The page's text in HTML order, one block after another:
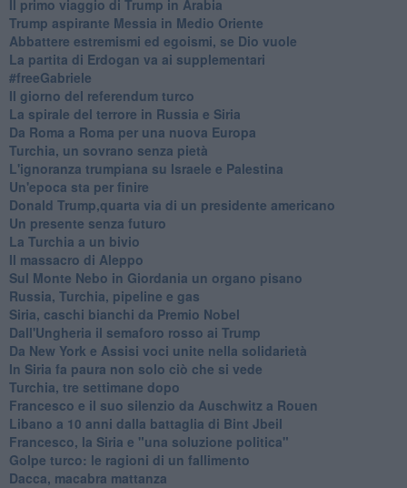
Il primo viaggio di Trump in Arabia
Trump aspirante Messia in Medio Oriente
Abbattere estremismi ed egoismi, se Dio vuole
La partita di Erdogan va ai supplementari
#freeGabriele
Il giorno del referendum turco
La spirale del terrore in Russia e Siria
Da Roma a Roma per una nuova Europa
Turchia, un sovrano senza pietà
L'ignoranza trumpiana su Israele e Palestina
Un'epoca sta per finire
Donald Trump,quarta via di un presidente americano
Un presente senza futuro
La Turchia a un bivio
Il massacro di Aleppo
Sul Monte Nebo in Giordania un organo pisano
Russia, Turchia, pipeline e gas
Siria, caschi bianchi da Premio Nobel
Dall'Ungheria il semaforo rosso ai Trump
Da New York e Assisi voci unite nella solidarietà
In Siria fa paura non solo ciò che si vede
Turchia, tre settimane dopo
Francesco e il suo silenzio da Auschwitz a Rouen
Libano a 10 anni dalla battaglia di Bint Jbeil
Francesco, la Siria e "una soluzione politica"
Golpe turco: le ragioni di un fallimento
Dacca, macabra mattanza